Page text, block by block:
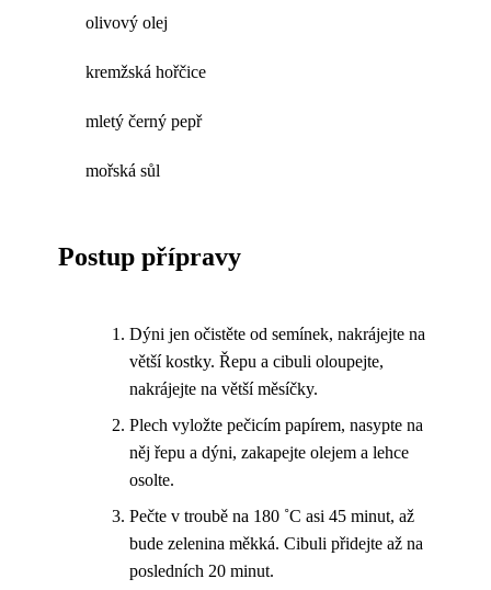
olivový olej
kremžská hořčice
mletý černý pepř
mořská sůl
Postup přípravy
Dýni jen očistěte od semínek, nakrájejte na
větší kostky. Řepu a cibuli oloupejte,
nakrájejte na větší měsíčky.
Plech vyložte pečicím papírem, nasypte na
něj řepu a dýni, zakapejte olejem a lehce
osolte.
Pečte v troubě na 180 ˚C asi 45 minut, až
bude zelenina měkká. Cibuli přidejte až na
posledních 20 minut.